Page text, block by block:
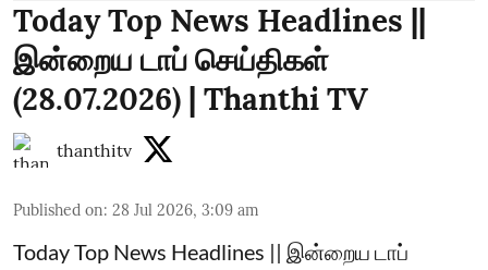
Today Top News Headlines ||
இன்றைய டாப் செய்திகள்
(28.07.2026) | Thanthi TV
thanthitv
Published on: 28 Jul 2026, 3:09 am
Today Top News Headlines || இன்றைய டாப்